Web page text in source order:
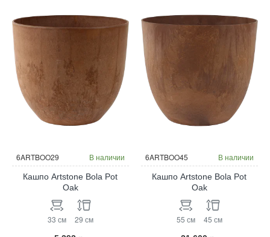
6ARTBOO29 В наличии
Кашпо Artstone Bola Pot
Oak
33 см 29 см
6ARTBOO45 В наличии
Кашпо Artstone Bola Pot
Oak
55 см 45 см